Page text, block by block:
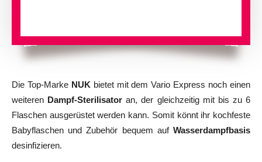
Die Top-Marke NUK bietet mit dem Vario Express noch einen
weiteren Dampf-Sterilisator an, der gleichzeitig mit bis zu 6
Flaschen ausgerüstet werden kann. Somit könnt ihr kochfeste
Babyflaschen und Zubehör bequem auf Wasserdampfbasis
desinfizieren.